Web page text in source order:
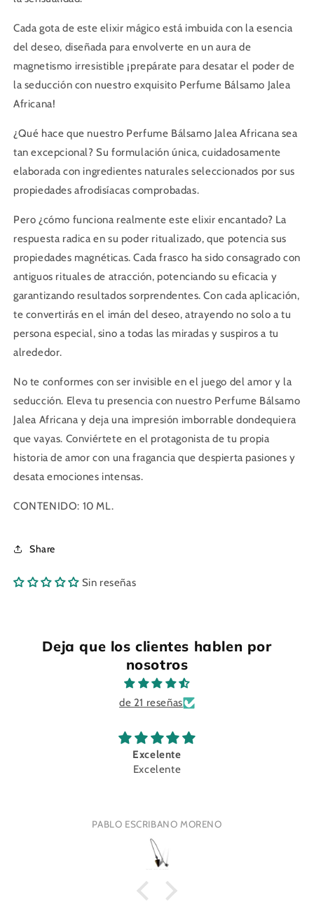
Cada gota de este elixir mágico está imbuida con la esencia
del deseo, diseñada para envolverte en un aura de
magnetismo irresistible ¡prepárate para desatar el poder de
la seducción con nuestro exquisito Perfume Bálsamo Jalea
Africana!
¿Qué hace que nuestro Perfume Bálsamo Jalea Africana sea
tan excepcional? Su formulación única, cuidadosamente
elaborada con ingredientes naturales seleccionados por sus
propiedades afrodisíacas comprobadas.
Pero ¿cómo funciona realmente este elixir encantado? La
respuesta radica en su poder ritualizado, que potencia sus
propiedades magnéticas. Cada frasco ha sido consagrado con
antiguos rituales de atracción, potenciando su eficacia y
garantizando resultados sorprendentes. Con cada aplicación,
te convertirás en el imán del deseo, atrayendo no solo a tu
persona especial, sino a todas las miradas y suspiros a tu
alrededor.
No te conformes con ser invisible en el juego del amor y la
seducción. Eleva tu presencia con nuestro Perfume Bálsamo
Jalea Africana y deja una impresión imborrable dondequiera
que vayas. Conviértete en el protagonista de tu propia
historia de amor con una fragancia que despierta pasiones y
desata emociones intensas.
CONTENIDO: 10 ML.
Share
Sin reseñas
Deja que los clientes hablen por
nosotros
de 21 reseñas
Excelente
Excelente
PABLO ESCRIBANO MORENO